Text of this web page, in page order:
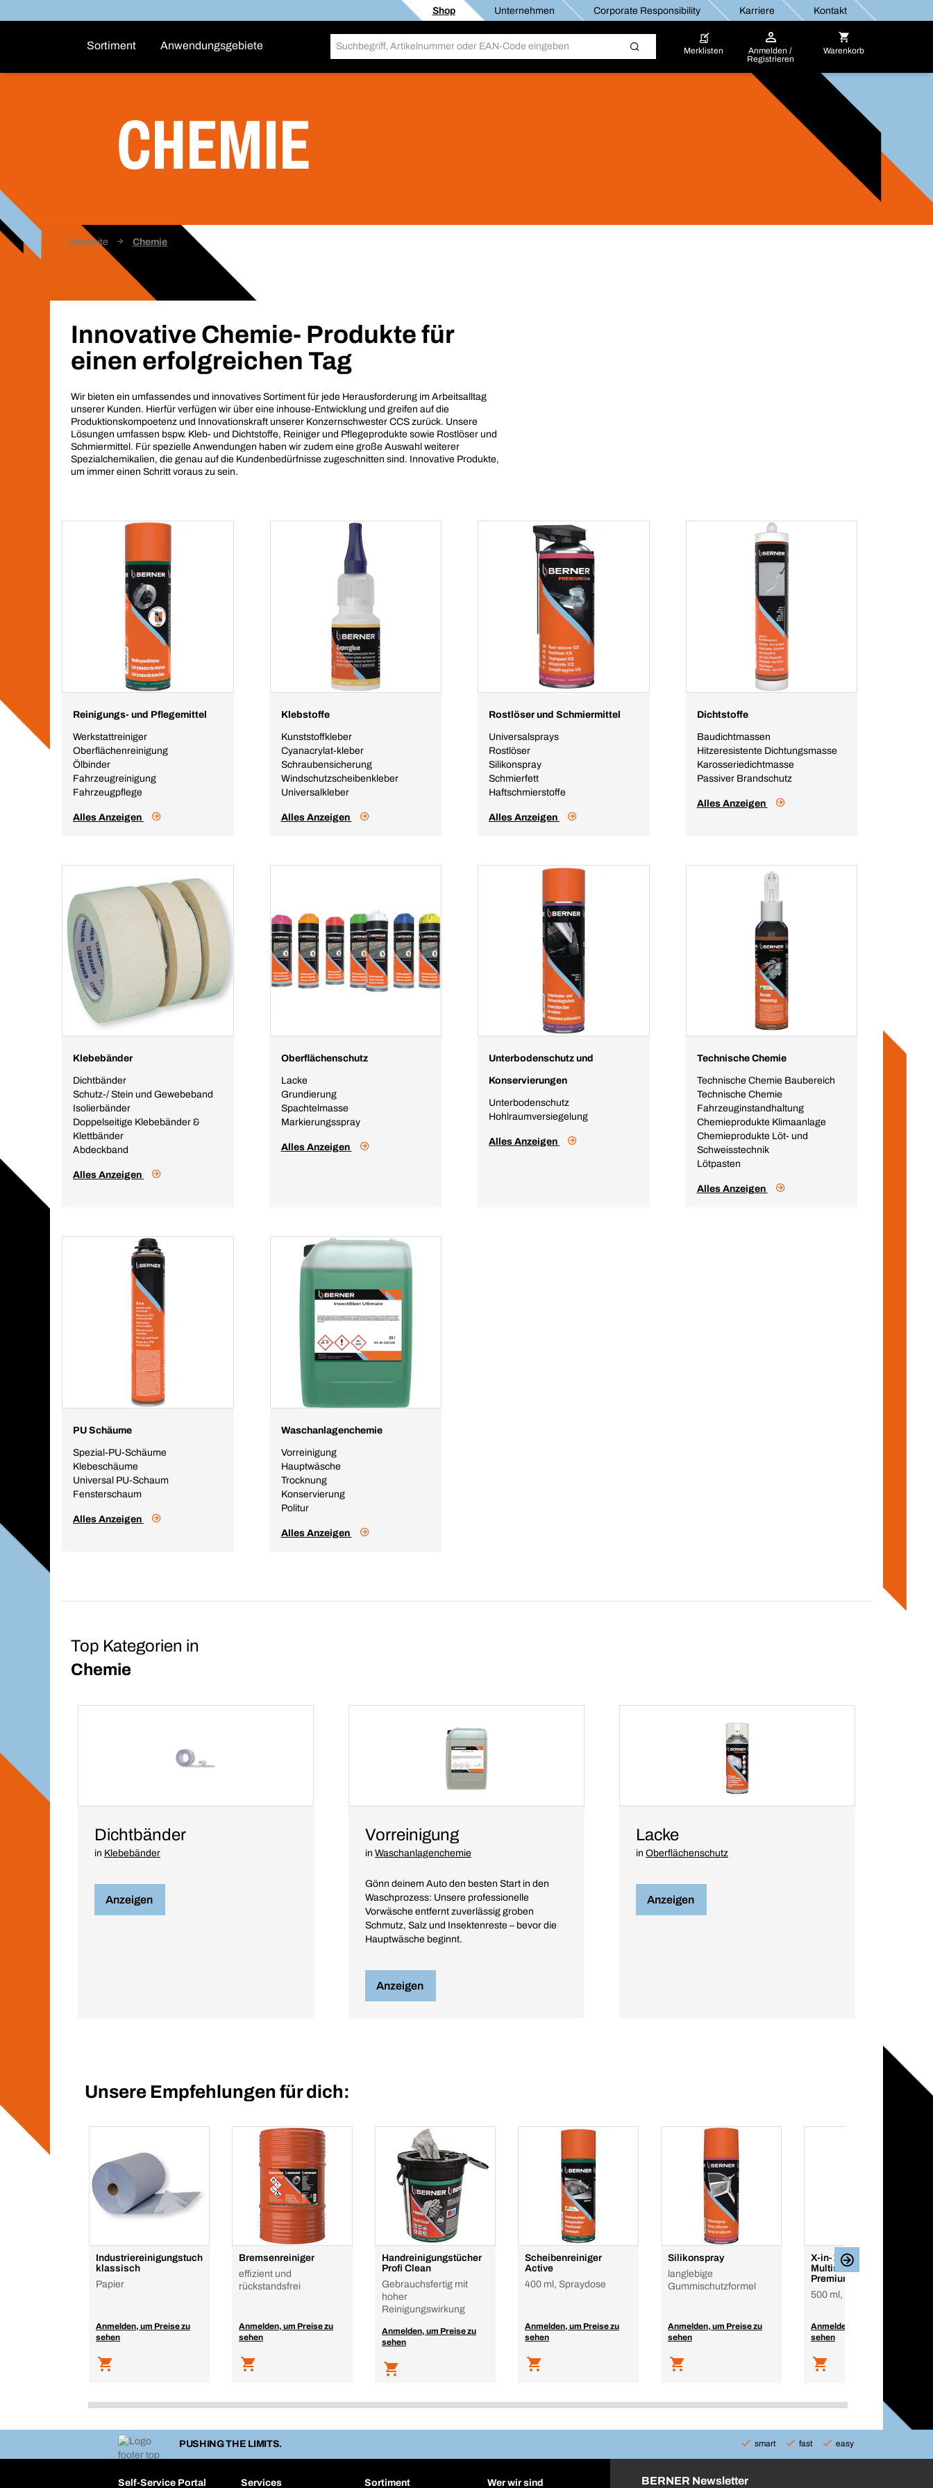
Shop Unternehmen Corporate Responsibility Karriere Kontakt
Sortiment Anwendungsgebiete Merklisten
Anmelden /
Registrieren
Warenkorb
CHEMIE
Startseite Chemie
Innovative Chemie- Produkte für
einen erfolgreichen Tag
Wir bieten ein umfassendes und innovatives Sortiment für jede Herausforderung im Arbeitsalltag
unserer Kunden. Hierfür verfügen wir über eine inhouse-Entwicklung und greifen auf die
Produktionskompoetenz und Innovationskraft unserer Konzernschwester CCS zurück. Unsere
Lösungen umfassen bspw. Kleb- und Dichtstoffe, Reiniger und Pflegeprodukte sowie Rostlöser und
Schmiermittel. Für spezielle Anwendungen haben wir zudem eine große Auswahl weiterer
Spezialchemikalien, die genau auf die Kundenbedürfnisse zugeschnitten sind. Innovative Produkte,
um immer einen Schritt voraus zu sein.
Reinigungs- und Pflegemittel
Werkstattreiniger
Oberflächenreinigung
Ölbinder
Fahrzeugreinigung
Fahrzeugpflege
Alles Anzeigen
Klebstoffe
Kunststoffkleber
Cyanacrylat-kleber
Schraubensicherung
Windschutzscheibenkleber
Universalkleber
Alles Anzeigen
Rostlöser und Schmiermittel
Universalsprays
Rostlöser
Silikonspray
Schmierfett
Haftschmierstoffe
Alles Anzeigen
Dichtstoffe
Baudichtmassen
Hitzeresistente Dichtungsmasse
Karosseriedichtmasse
Passiver Brandschutz
Alles Anzeigen
Klebebänder
Dichtbänder
Schutz-/ Stein und Gewebeband
Isolierbänder
Doppelseitige Klebebänder &
Klettbänder
Abdeckband
Alles Anzeigen
Oberflächenschutz
Lacke
Grundierung
Spachtelmasse
Markierungsspray
Alles Anzeigen
Unterbodenschutz und
Konservierungen
Unterbodenschutz
Hohlraumversiegelung
Alles Anzeigen
Technische Chemie
Technische Chemie Baubereich
Technische Chemie
Fahrzeuginstandhaltung
Chemieprodukte Klimaanlage
Chemieprodukte Löt- und
Schweisstechnik
Lötpasten
Alles Anzeigen
PU Schäume
Spezial-PU-Schäume
Klebeschäume
Universal PU-Schaum
Fensterschaum
Alles Anzeigen
Waschanlagenchemie
Vorreinigung
Hauptwäsche
Trocknung
Konservierung
Politur
Alles Anzeigen
Top Kategorien in
Chemie
Dichtbänder
in Klebebänder
Anzeigen
Vorreinigung
in Waschanlagenchemie
Gönn deinem Auto den besten Start in den
Waschprozess: Unsere professionelle
Vorwäsche entfernt zuverlässig groben
Schmutz, Salz und Insektenreste – bevor die
Hauptwäsche beginnt.
Anzeigen
Lacke
in Oberflächenschutz
Anzeigen
Unsere Empfehlungen für dich:
Industriereinigungstuch
klassisch
Papier
Anmelden, um Preise zu
sehen
Bremsenreiniger
effizient und
rückstandsfrei
Anmelden, um Preise zu
sehen
Handreinigungstücher
Profi Clean
Gebrauchsfertig mit
hoher
Reinigungswirkung
Anmelden, um Preise zu
sehen
Scheibenreiniger
Active
400 ml, Spraydose
Anmelden, um Preise zu
sehen
Silikonspray
langlebige
Gummischutzformel
Anmelden, um Preise zu
sehen
X-in-1
Multischaumreiniger
Premium
500 ml, Spraydose
Anmelden, um Preise zu
sehen
PUSHING THE LIMITS. smart fast easy
Self-Service Portal Services Sortiment Wer wir sind BERNER Newsletter